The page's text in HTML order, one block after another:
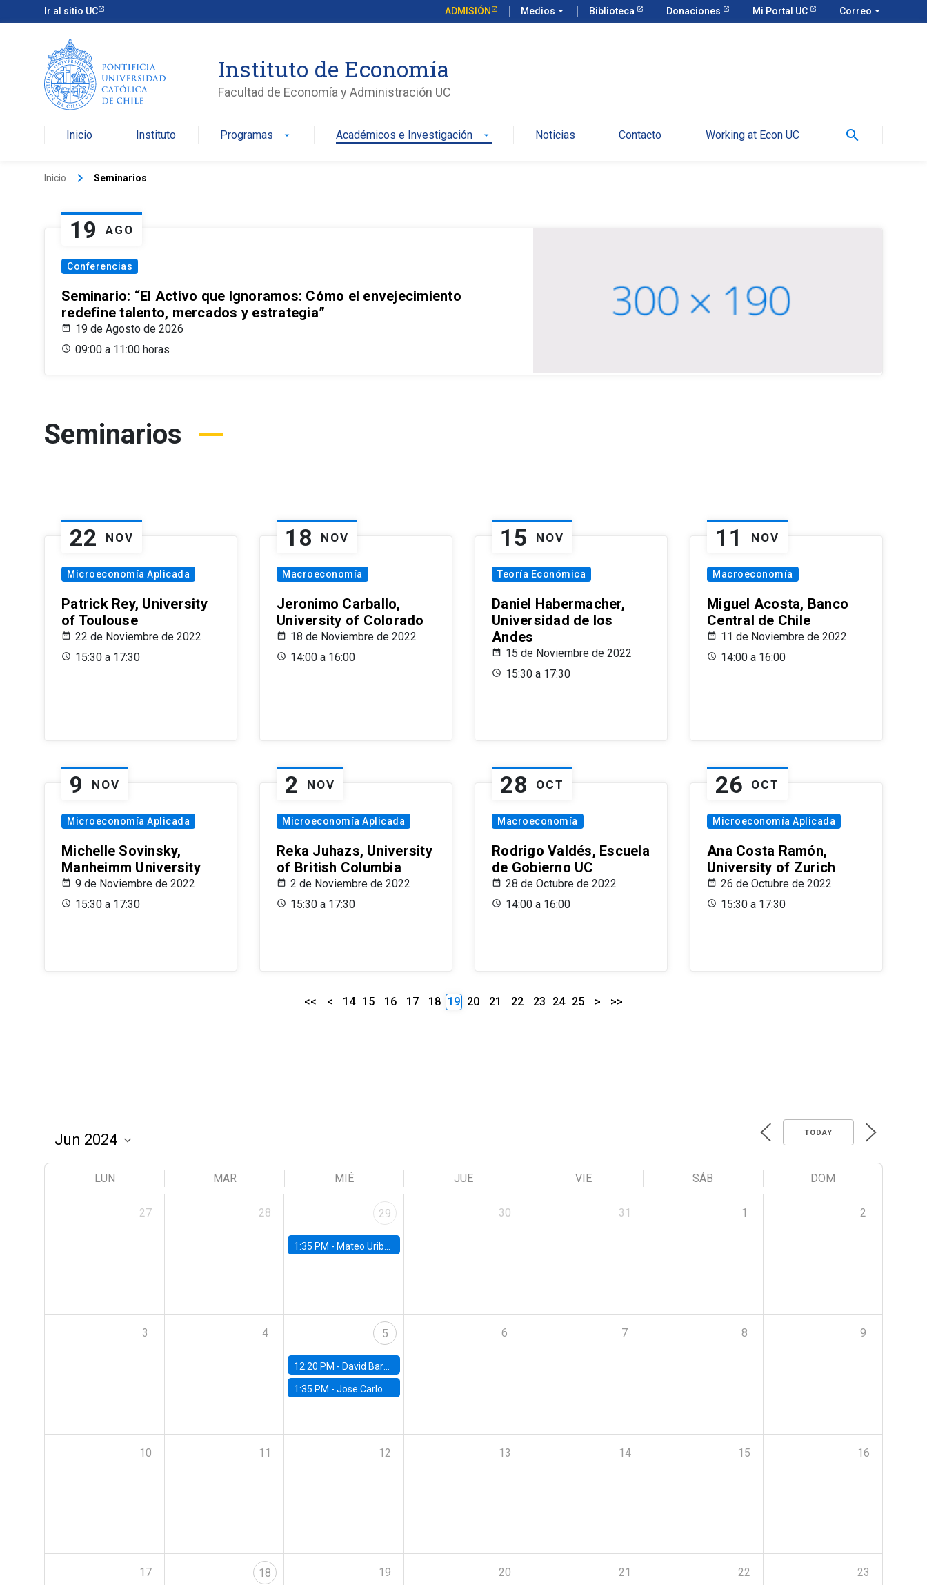
Ir al sitio UC ADMISIÓN Medios arrow_drop_down Biblioteca Donaciones Mi Portal UC Correo arrow_drop_down
Instituto de Economía
Facultad de Economía y Administración UC
Inicio Instituto Programas arrow_drop_down Académicos e Investigación arrow_drop_down Noticias Contacto Working at Econ UC search
Inicio keyboard_arrow_right Seminarios
19 AGO
Conferencias
Seminario: “El Activo que Ignoramos: Cómo el envejecimiento
redefine talento, mercados y estrategia”
19 de Agosto de 2026
09:00 a 11:00 horas
Seminarios
22 NOV
Microeconomía Aplicada
Patrick Rey, University
of Toulouse
22 de Noviembre de 2022
15:30 a 17:30
18 NOV
Macroeconomía
Jeronimo Carballo,
University of Colorado
18 de Noviembre de 2022
14:00 a 16:00
15 NOV
Teoría Económica
Daniel Habermacher,
Universidad de los
Andes
15 de Noviembre de 2022
15:30 a 17:30
11 NOV
Macroeconomía
Miguel Acosta, Banco
Central de Chile
11 de Noviembre de 2022
14:00 a 16:00
9 NOV
Microeconomía Aplicada
Michelle Sovinsky,
Manheimm University
9 de Noviembre de 2022
15:30 a 17:30
2 NOV
Microeconomía Aplicada
Reka Juhazs, University
of British Columbia
2 de Noviembre de 2022
15:30 a 17:30
28 OCT
Macroeconomía
Rodrigo Valdés, Escuela
de Gobierno UC
28 de Octubre de 2022
14:00 a 16:00
26 OCT
Microeconomía Aplicada
Ana Costa Ramón,
University of Zurich
26 de Octubre de 2022
15:30 a 17:30
<< < 14 15 16 17 18 19 20 21 22 23 24 25 > >>
TODAY
LUN MAR MIÉ JUE VIE SÁB DOM
27 28 29
1:35 PM - Mateo Uribe-Castro, Universidad de los Andes (Colombia)
30 31 1 2
3 4 5
12:20 PM - David Bardey, Universidad de los Andes - CEDE
1:35 PM -Jose Carlo Bermudez, UC (ME) & World Bank
6 7 8 9
10 11 12 13 14 15 16
17 18 19 20 21 22 23